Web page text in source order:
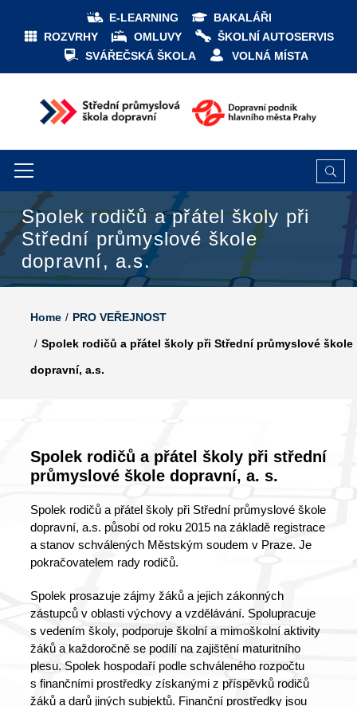
E-LEARNING
BAKALÁŘI
ROZVRHY
OMLUVY
ŠKOLNÍ AUTOSERVIS
SVÁŘEČSKÁ ŠKOLA
VOLNÁ MÍSTA
Spolek rodičů a přátel školy při
Střední průmyslové škole
dopravní, a.s.
Home PRO VEŘEJNOST
Spolek rodičů a přátel školy při Střední průmyslové škole
dopravní, a.s.
Spolek rodičů a přátel školy při střední
průmyslové škole dopravní, a. s.
Spolek rodičů a přátel školy při Střední průmyslové škole
dopravní, a.s. působí od roku 2015 na základě registrace
a stanov schválených Městským soudem v Praze. Je
pokračovatelem rady rodičů.
Spolek prosazuje zájmy žáků a jejich zákonných
zástupců v oblasti výchovy a vzdělávání. Spolupracuje
s vedením školy, podporuje školní a mimoškolní aktivity
žáků a každoročně se podílí na zajištění maturitního
plesu. Spolek hospodaří podle schváleného rozpočtu
s finančními prostředky získanými z příspěvků rodičů
žáků a darů jiných subjektů. Finanční prostředky jsou